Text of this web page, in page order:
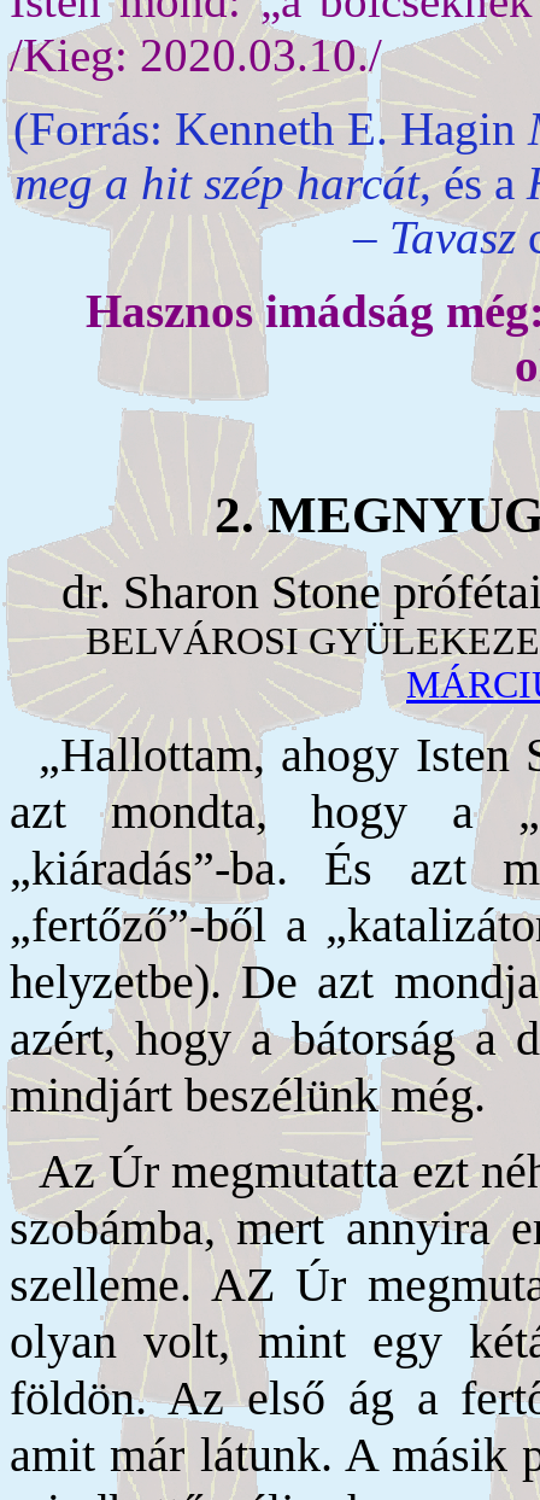
/Kieg: 2020.03.10./
(Forrás: Kenneth E. Hagin
meg a hit szép harcát, és a
– Tavasz
Hasznos imádság
2.
dr. Sharon Stone
BELVÁROSI
„Hallottam, ahogy Isten
azt mondta, hogy a
„kiáradás”-ba. És azt
„fertőző”-ből a
helyzetbe). De azt
azért, hogy a bátorság a
mindjárt beszélünk még.
Az Úr megmutatta ezt
szobámba, mert annyira
szelleme. AZ Úr
olyan volt, mint egy
földön. Az első ág a
amit már látunk. A másik